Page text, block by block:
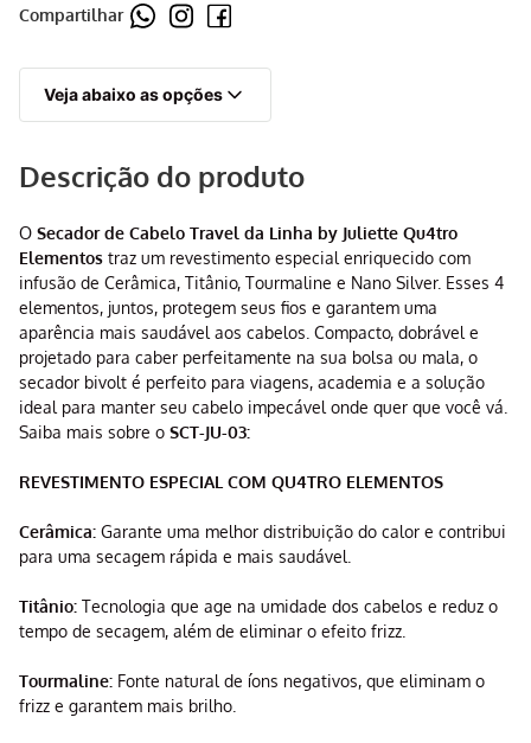
Compartilhar
Veja abaixo as opções
Descrição do produto
O Secador de Cabelo Travel da Linha by Juliette Qu4tro
Elementos traz um revestimento especial enriquecido com
infusão de Cerâmica, Titânio, Tourmaline e Nano Silver. Esses 4
elementos, juntos, protegem seus fios e garantem uma
aparência mais saudável aos cabelos. Compacto, dobrável e
projetado para caber perfeitamente na sua bolsa ou mala, o
secador bivolt é perfeito para viagens, academia e a solução
ideal para manter seu cabelo impecável onde quer que você vá.
Saiba mais sobre o SCT-JU-03:
REVESTIMENTO ESPECIAL COM QU4TRO ELEMENTOS
Cerâmica: Garante uma melhor distribuição do calor e contribui
para uma secagem rápida e mais saudável.
Titânio: Tecnologia que age na umidade dos cabelos e reduz o
tempo de secagem, além de eliminar o efeito frizz.
Tourmaline: Fonte natural de íons negativos, que eliminam o
frizz e garantem mais brilho.